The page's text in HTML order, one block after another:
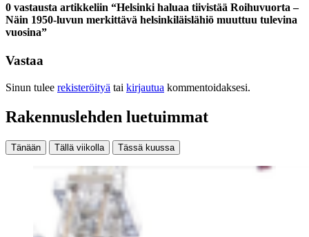
0 vastausta artikkeliin “Helsinki haluaa tiivistää Roihuvuorta –
Näin 1950-luvun merkittävä helsinkiläislähiö muuttuu tulevina
vuosina”
Vastaa
Sinun tulee rekisteröityä tai kirjautua kommentoidaksesi.
Rakennuslehden luetuimmat
Tänään Tällä viikolla Tässä kuussa